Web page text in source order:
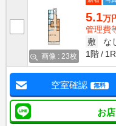
画像 : 23枚
5.1万
管理費
敷
な
1階
1R
空室確認 無料
お